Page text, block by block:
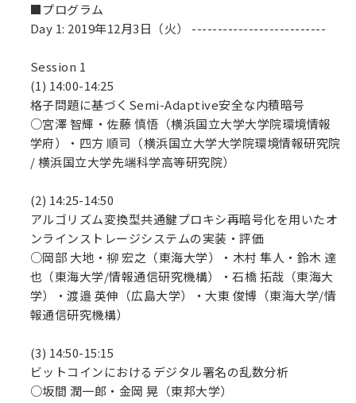
■プログラム
Day 1: 2019年12月3日（火） --------------------------
Session 1
(1) 14:00-14:25
格子問題に基づくSemi-Adaptive安全な内積暗号
○宮澤 智輝・佐藤 慎悟（横浜国立大学大学院環境情報
学府）・四方 順司（横浜国立大学大学院環境情報研究院
/ 横浜国立大学先端科学高等研究院）
(2) 14:25-14:50
アルゴリズム変換型共通鍵プロキシ再暗号化を用いたオ
ンラインストレージシステムの実装・評価
○岡部 大地・柳 宏之（東海大学）・木村 隼人・鈴木 達
也（東海大学/情報通信研究機構）・石橋 拓哉（東海大
学）・渡邉 英伸（広島大学）・大東 俊博（東海大学/情
報通信研究機構）
(3) 14:50-15:15
ビットコインにおけるデジタル署名の乱数分析
○坂間 潤一郎・金岡 晃（東邦大学）